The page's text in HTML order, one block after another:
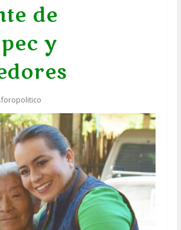
de
y
foropolitico